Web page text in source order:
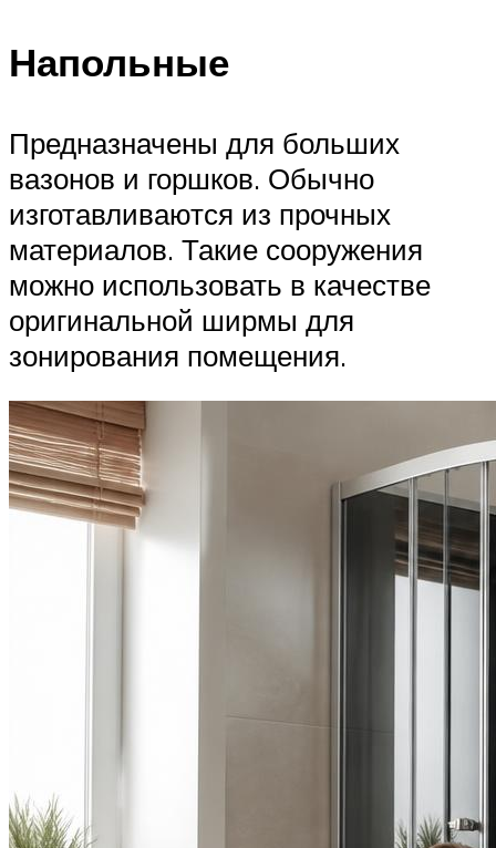
Напольные
Предназначены для больших
вазонов и горшков. Обычно
изготавливаются из прочных
материалов. Такие сооружения
можно использовать в качестве
оригинальной ширмы для
зонирования помещения.